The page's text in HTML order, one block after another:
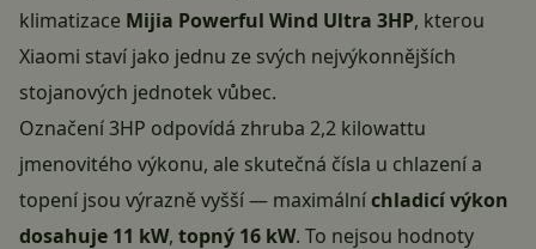
klimatizace Mijia Powerful Wind Ultra 3HP, kterou
Xiaomi staví jako jednu ze svých nejvýkonnějších
stojanových jednotek vůbec.
Označení 3HP odpovídá zhruba 2,2 kilowattu
jmenovitého výkonu, ale skutečná čísla u chlazení a
topení jsou výrazně vyšší — maximálníchladicí výkon
dosahuje 11 kW, topný 16 kW. To nejsou hodnoty